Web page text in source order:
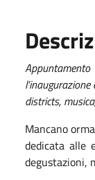
districts,
Mancano
dedicata alle
degustazioni,